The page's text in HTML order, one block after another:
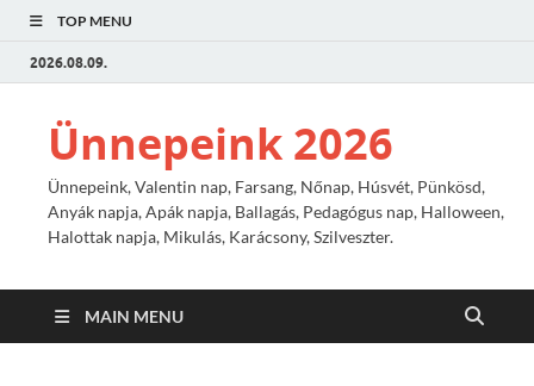
TOP MENU
2026.08.09.
Ünnepeink 2026
Ünnepeink, Valentin nap, Farsang, Nőnap, Húsvét, Pünkösd,
Anyák napja, Apák napja, Ballagás, Pedagógus nap, Halloween,
Halottak napja, Mikulás, Karácsony, Szilveszter.
MAIN MENU